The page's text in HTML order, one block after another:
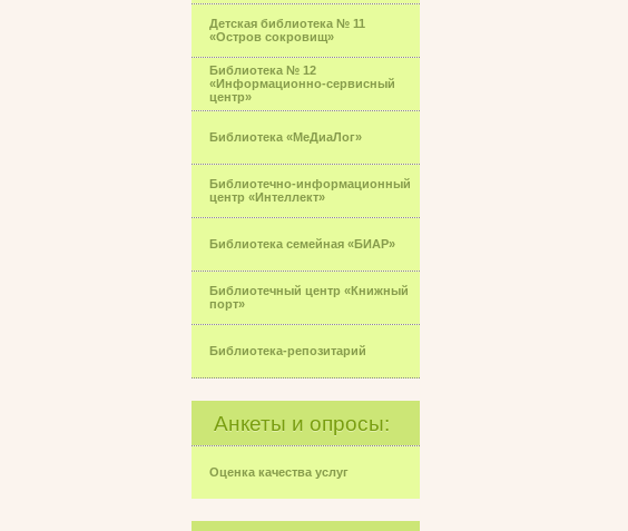
Детская библиотека № 11
«Остров сокровищ»
Библиотека № 12
«Информационно-сервисный
центр»
Библиотека «МеДиаЛог»
Библиотечно-информационный
центр «Интеллект»
Библиотека семейная «БИАР»
Библиотечный центр «Книжный
порт»
Библиотека-репозитарий
Анкеты и опросы:
Оценка качества услуг